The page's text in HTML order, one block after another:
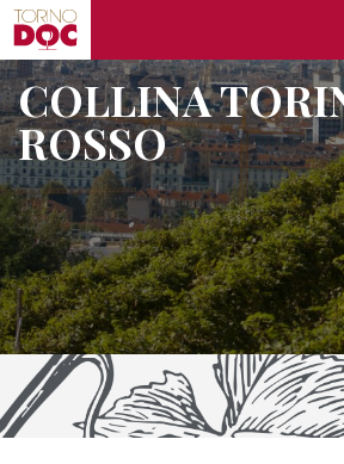
COLLINA
ROSSO